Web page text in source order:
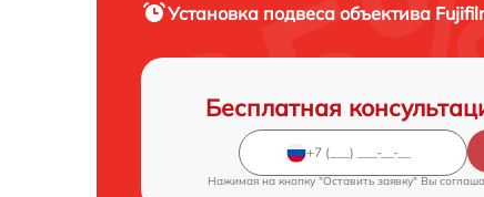
Установка подвеса объектива
Бесплатная
Нажимая на кнопку "Оставить заявку" Вы